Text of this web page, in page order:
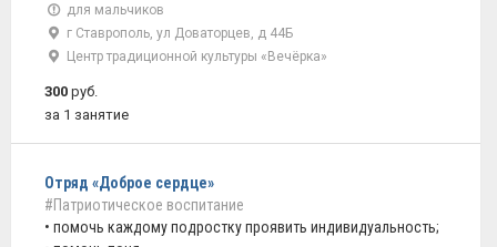
для мальчиков
г Ставрополь, ул Доваторцев, д 44Б
Центр традиционной культуры «Вечёрка»
300 руб.
за 1 занятие
Отряд «Доброе сердце»
#Патриотическое воспитание
• помочь каждому подростку проявить индивидуальность;